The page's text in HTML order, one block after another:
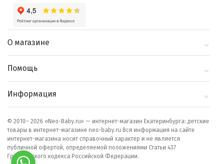
О магазине
Блог
Помощь
Как сделать заказ
Информация
© 2010– 2026 «Neo-Baby.ru» — интернет-магазин Екатеринбурга: детские
товары в интернет-магазине neo-baby.ru Вся информация на сайте
интернет-магазина носит справочный характер и не является
публичной офертой, определяемой положениями Статьи 437
Гражданского кодекса Российской Федерации.